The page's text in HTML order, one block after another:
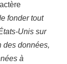
fonder tout
Unis sur
des données,
à